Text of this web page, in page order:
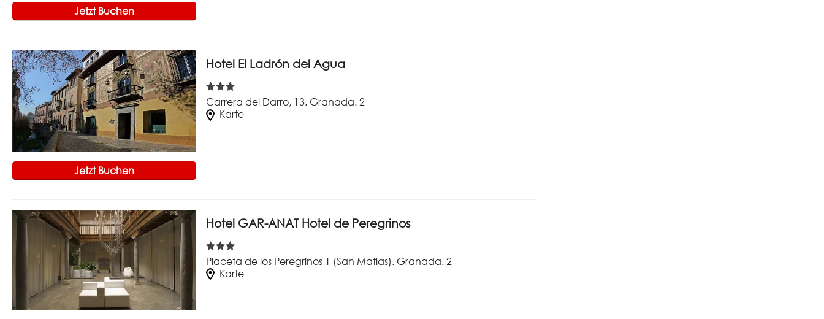
Jetzt Buchen
Hotel El Ladrón del Agua
Carrera del Darro, 13. Granada. 2
Karte
Jetzt Buchen
Hotel GAR-ANAT Hotel de Peregrinos
Placeta de los Peregrinos 1 (San Matías). Granada. 2
Karte